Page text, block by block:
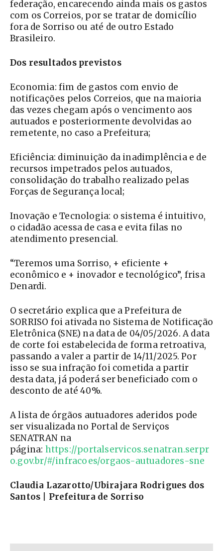
federação, encarecendo ainda mais os gastos
com os Correios, por se tratar de domicílio
fora de Sorriso ou até de outro Estado
Brasileiro.
Dos resultados previstos
Economia: fim de gastos com envio de
notificações pelos Correios, que na maioria
das vezes chegam após o vencimento aos
autuados e posteriormente devolvidas ao
remetente, no caso a Prefeitura;
Eficiência: diminuição da inadimplência e de
recursos impetrados pelos autuados,
consolidação do trabalho realizado pelas
Forças de Segurança local;
Inovação e Tecnologia: o sistema é intuitivo,
o cidadão acessa de casa e evita filas no
atendimento presencial.
“Teremos uma Sorriso, + eficiente +
econômico e + inovador e tecnológico”, frisa
Denardi.
O secretário explica que a Prefeitura de
SORRISO foi ativada no Sistema de Notificação
Eletrônica (SNE) na data de 04/05/2026. A data
de corte foi estabelecida de forma retroativa,
passando a valer a partir de 14/11/2025. Por
isso se sua infração foi cometida a partir
desta data, já poderá ser beneficiado com o
desconto de até 40%.
A lista de órgãos autuadores aderidos pode
ser visualizada no Portal de Serviços
SENATRAN na
página: https://portalservicos.senatran.serpr
o.gov.br/#/infracoes/orgaos-autuadores-sne
Claudia Lazarotto/Ubirajara Rodrigues dos
Santos | Prefeitura de Sorriso